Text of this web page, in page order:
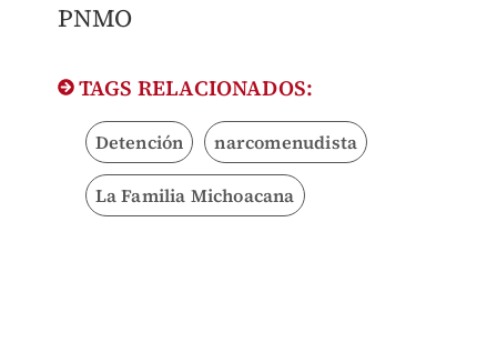
PNMO
TAGS RELACIONADOS:
Detención narcomenudista
La Familia Michoacana